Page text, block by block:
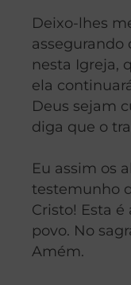
Deixo-lhes
assegurando
nesta Igreja,
ela
Deus sejam
diga que o
Eu assim os
testemunho
Cristo! Esta é
povo. No
Amém.